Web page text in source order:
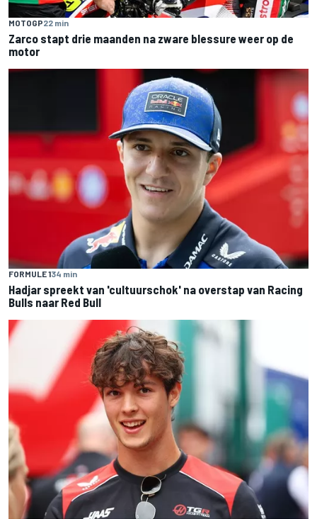
MOTOGP22 min
Zarco stapt drie maanden na zware blessure weer op de
motor
FORMULE 134 min
Hadjar spreekt van 'cultuurschok' na overstap van Racing
Bulls naar Red Bull